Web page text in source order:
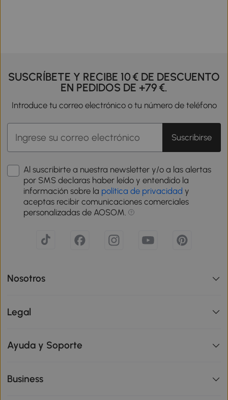
SUSCRÍBETE Y RECIBE 10 € DE DESCUENTO
EN PEDIDOS DE +79 €.
Introduce tu correo electrónico o tu número de teléfono
Suscribirse
Al suscribirte a nuestra newsletter y/o a las alertas
por SMS declaras haber leído y entendido la
información sobre la política de privacidad y
aceptas recibir comunicaciones comerciales
personalizadas de AOSOM.
Nosotros
Legal
Ayuda y Soporte
Business